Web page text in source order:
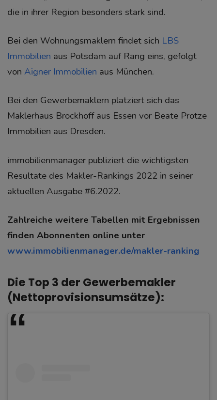
die in ihrer Region besonders stark sind.
Bei den Wohnungsmaklern findet sich LBS
Immobilien aus Potsdam auf Rang eins, gefolgt
von Aigner Immobilien aus München.
Bei den Gewerbemaklern platziert sich das
Maklerhaus Brockhoff aus Essen vor Beate Protze
Immobilien aus Dresden.
immobilienmanager publiziert die wichtigsten
Resultate des Makler-Rankings 2022 in seiner
aktuellen Ausgabe #6.2022.
Zahlreiche weitere Tabellen mit Ergebnissen
finden Abonnenten online unter
www.immobilienmanager.de/makler-ranking
Die Top 3 der Gewerbemakler
(Nettoprovisionsumsätze):